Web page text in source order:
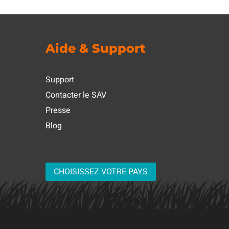
Aide & Support
Support
Contacter le SAV
Presse
Blog
CHOISISSEZ VOTRE PAYS